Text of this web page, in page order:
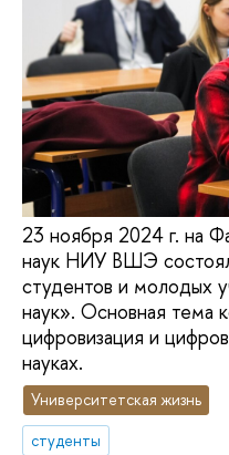
23 ноября 2024 г. на
наук НИУ ВШЭ
студентов и молодых
наук». Основная тема
цифровизация и
науках.
Университетская жизнь
студенты